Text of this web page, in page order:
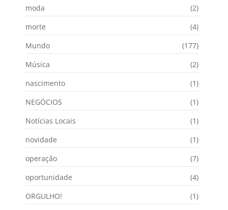
moda
(2)
morte
(4)
Mundo
(177)
Música
(2)
nascimento
(1)
NEGÓCIOS
(1)
Notícias Locais
(1)
novidade
(1)
operação
(7)
oportunidade
(4)
ORGULHO!
(1)